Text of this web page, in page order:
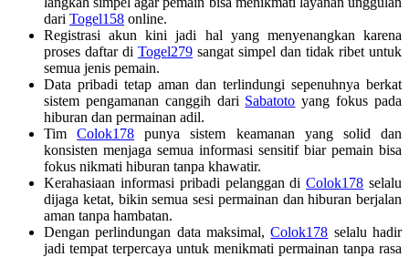
dari Togel158 online.
Registrasi akun kini jadi hal yang menyenangkan karena
proses daftar di Togel279 sangat simpel dan tidak ribet untuk
semua jenis pemain.
Data pribadi tetap aman dan terlindungi sepenuhnya berkat
sistem pengamanan canggih dari Sabatoto yang fokus pada
hiburan dan permainan adil.
TimColok178 punya sistem keamanan yang solid dan
konsisten menjaga semua informasi sensitif biar pemain bisa
fokus nikmati hiburan tanpa khawatir.
Kerahasiaan informasi pribadi pelanggan diColok178 selalu
dijaga ketat, bikin semua sesi permainan dan hiburan berjalan
aman tanpa hambatan.
Dengan perlindungan data maksimal,Colok178 selalu hadir
jadi tempat terpercaya untuk menikmati permainan tanpa rasa